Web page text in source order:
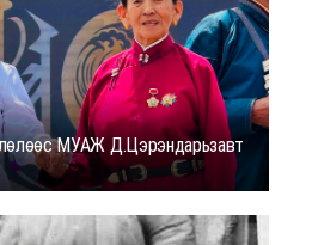
МУАЖ Д.Цэрэндарьзавт